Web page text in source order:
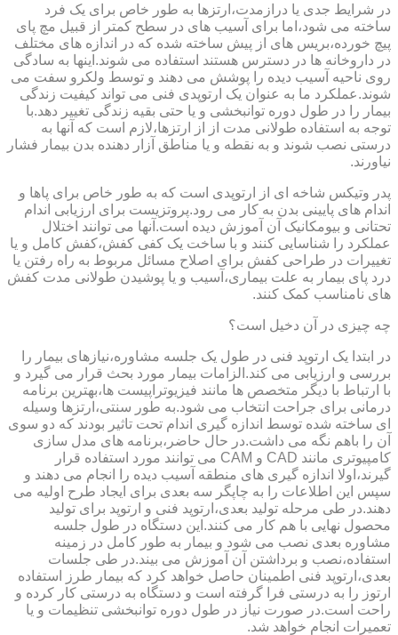
در شرایط جدی یا درازمدت،ارتزها به طور خاص برای یک فرد
ساخته می شود،اما برای آسیب های در سطح کمتر از قبیل مچ پای
پیچ خورده،بریس های از پیش ساخته شده که در اندازه های مختلف
در داروخانه ها در دسترس هستند استفاده می شوند.اینها به سادگی
روی ناحیه آسیب دیده را پوشش می دهند و توسط ولکرو سفت می
شوند.عملکرد ما به عنوان یک ارتوپدی فنی می تواند کیفیت زندگی
بیمار را در طول دوره توانبخشی و یا حتی بقیه زندگی تغییر دهد.با
توجه به استفاده طولانی مدت از از ارتزها،لازم است که آنها به
درستی نصب شوند و به نقطه و یا مناطق آزار دهنده بدن بیمار فشار
نیاورند.
پدر وتیکس شاخه ای از ارتوپدی است که به طور خاص برای پاها و
اندام های پایینی بدن به کار می رود.پروتزیست برای ارزیابی اندام
تحتانی و بیومکانیک آن آموزش دیده است.آنها می توانند اختلال
عملکرد را شناسایی کنند و با ساخت یک کفی کفش،کفش کامل و یا
تغییرات در طراحی کفش برای اصلاح مسائل مربوط به راه رفتن یا
درد پای بیمار به علت بیماری،آسیب و یا پوشیدن طولانی مدت کفش
های نامناسب کمک کنند.
چه چیزی در آن دخیل است؟
در ابتدا یک ارتوپد فنی در طول یک جلسه مشاوره،نیازهای بیمار را
بررسی و ارزیابی می کند.الزامات بیمار مورد بحث قرار می گیرد و
با ارتباط با دیگر متخصص ها مانند فیزیوتراپیست ها،بهترین برنامه
درمانی برای جراحت انتخاب می شود.به طور سنتی،ارتزها وسیله
ای ساخته شده توسط اندازه گیری اندام تحت تاثیر بودند که دو سوی
آن را باهم نگه می داشت.در حال حاضر،برنامه های مدل سازی
کامپیوتری مانند CAD و CAM می توانند مورد استفاده قرار
گیرند،اولا اندازه گیری های منطقه آسیب دیده را انجام می دهند و
سپس این اطلاعات را به چاپگر سه بعدی برای ایجاد طرح اولیه می
دهند.در طی مرحله تولید بعدی،ارتوپد فنی و ارتوپد برای تولید
محصول نهایی با هم کار می کنند.این دستگاه در طول جلسه
مشاوره بعدی نصب می شود و بیمار به طور کامل در زمینه
استفاده،نصب و برداشتن آن آموزش می بیند.در طی جلسات
بعدی،ارتوپد فنی اطمینان حاصل خواهد کرد که بیمار طرز استفاده
ارتوز را به درستی فرا گرفته است و دستگاه به درستی کار کرده و
راحت است.در صورت نیاز در طول دوره توانبخشی تنظیمات و یا
تعمیرات انجام خواهد شد.